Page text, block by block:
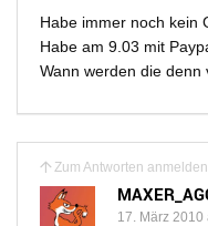
Habe immer noch kein
Habe am 9.03 mit
Wann werden die denn
Zum Antworten anmelden
17. März 2010